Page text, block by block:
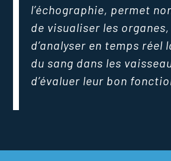
l’échographie, permet
de visualiser les
d’analyser en temps
du sang dans les
d’évaluer leur bon